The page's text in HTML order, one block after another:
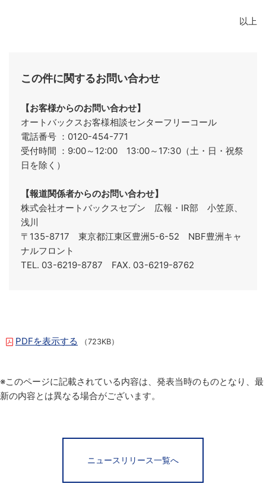
以上
この件に関するお問い合わせ
【お客様からのお問い合わせ】
オートバックスお客様相談センターフリーコール
電話番号 ：0120-454-771
受付時間 ：9:00～12:00 13:00～17:30（土・日・祝祭
日を除く）
【報道関係者からのお問い合わせ】
株式会社オートバックスセブン 広報・IR部 小笠原、
浅川
〒135-8717 東京都江東区豊洲5-6-52 NBF豊洲キャ
ナルフロント
TEL. 03-6219-8787 FAX. 03-6219-8762
PDFを表示する （723KB）
※このページに記載されている内容は、発表当時のものとなり、最
新の内容とは異なる場合がございます。
ニュースリリース一覧へ